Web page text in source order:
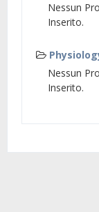
Nessun
Inserito.
Nessun
Inserito.